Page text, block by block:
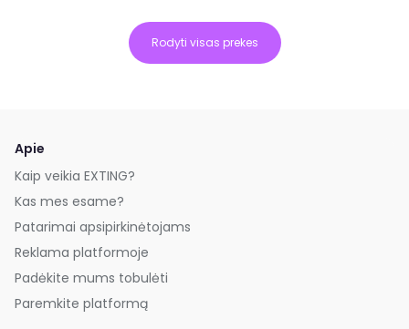
Rodyti visas prekes
Apie
Kaip veikia EXTING?
Kas mes esame?
Patarimai apsipirkinėtojams
Reklama platformoje
Padėkite mums tobulėti
Paremkite platformą